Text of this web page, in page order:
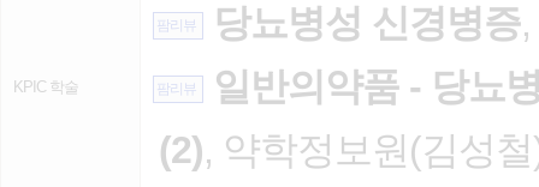
KPIC 학술
팜리뷰 당뇨병성 신경병증
팜리뷰
일반의약품 - 당뇨
(2), 약학정보원(김성